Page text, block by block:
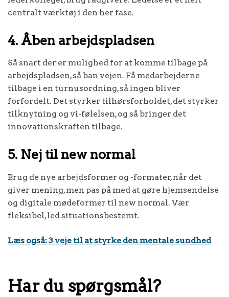
centralt værktøj i den her fase.
4. Åben arbejdspladsen
Så snart der er mulighed for at komme tilbage på
arbejdspladsen, så ban vejen. Få medarbejderne
tilbage i en turnusordning, så ingen bliver
forfordelt. Det styrker tilhørsforholdet, det styrker
tilknytning og vi-følelsen, og så bringer det
innovationskraften tilbage.
5. Nej til new normal
Brug de nye arbejdsformer og -formater, når det
giver mening, men pas på med at gøre hjemsendelse
og digitale mødeformer til new normal. Vær
fleksibel, led situationsbestemt.
Læs også: 3 veje til at styrke den mentale sundhed
Har du spørgsmål?